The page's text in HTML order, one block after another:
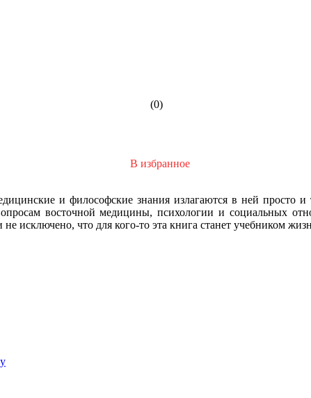
(0)
В избранное
и философские знания излагаются в ней просто
восточной медицины, психологии и социальных
исключено, что для кого-то эта книга станет учебником